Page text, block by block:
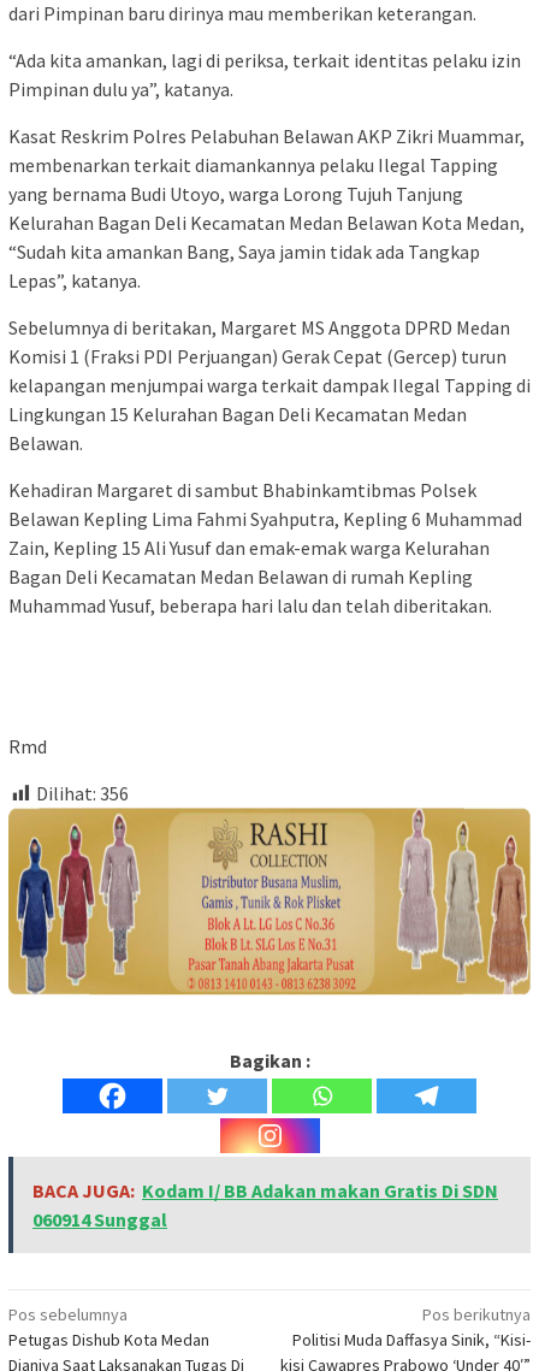
dari Pimpinan baru dirinya mau memberikan keterangan.
“Ada kita amankan, lagi di periksa, terkait identitas pelaku izin
Pimpinan dulu ya”, katanya.
Kasat Reskrim Polres Pelabuhan Belawan AKP Zikri Muammar,
membenarkan terkait diamankannya pelaku Ilegal Tapping
yang bernama Budi Utoyo, warga Lorong Tujuh Tanjung
Kelurahan Bagan Deli Kecamatan Medan Belawan Kota Medan,
“Sudah kita amankan Bang, Saya jamin tidak ada Tangkap
Lepas”, katanya.
Sebelumnya di beritakan, Margaret MS Anggota DPRD Medan
Komisi 1 (Fraksi PDI Perjuangan) Gerak Cepat (Gercep) turun
kelapangan menjumpai warga terkait dampak Ilegal Tapping di
Lingkungan 15 Kelurahan Bagan Deli Kecamatan Medan
Belawan.
Kehadiran Margaret di sambut Bhabinkamtibmas Polsek
Belawan Kepling Lima Fahmi Syahputra, Kepling 6 Muhammad
Zain, Kepling 15 Ali Yusuf dan emak-emak warga Kelurahan
Bagan Deli Kecamatan Medan Belawan di rumah Kepling
Muhammad Yusuf, beberapa hari lalu dan telah diberitakan.
Rmd
Dilihat: 356
Bagikan :
BACA JUGA: Kodam I/ BB Adakan makan Gratis Di SDN
060914 Sunggal
Navigasi
pos
Pos sebelumnya
Petugas Dishub Kota Medan
Dianiya Saat Laksanakan Tugas Di
Pos berikutnya
Politisi Muda Daffasya Sinik, “Kisi-
kisi Cawapres Prabowo ‘Under 40′”